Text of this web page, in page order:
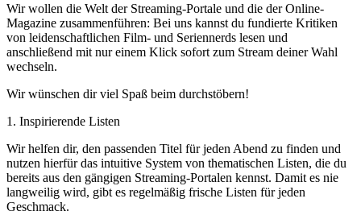
Wir wollen die Welt der Streaming-Portale und die der Online-
Magazine zusammenführen: Bei uns kannst du fundierte Kritiken
von leidenschaftlichen Film- und Seriennerds lesen und
anschließend mit nur einem Klick sofort zum Stream deiner Wahl
wechseln.
Wir wünschen dir viel Spaß beim durchstöbern!
1. Inspirierende Listen
Wir helfen dir, den passenden Titel für jeden Abend zu finden und
nutzen hierfür das intuitive System von thematischen Listen, die du
bereits aus den gängigen Streaming-Portalen kennst. Damit es nie
langweilig wird, gibt es regelmäßig frische Listen für jeden
Geschmack.